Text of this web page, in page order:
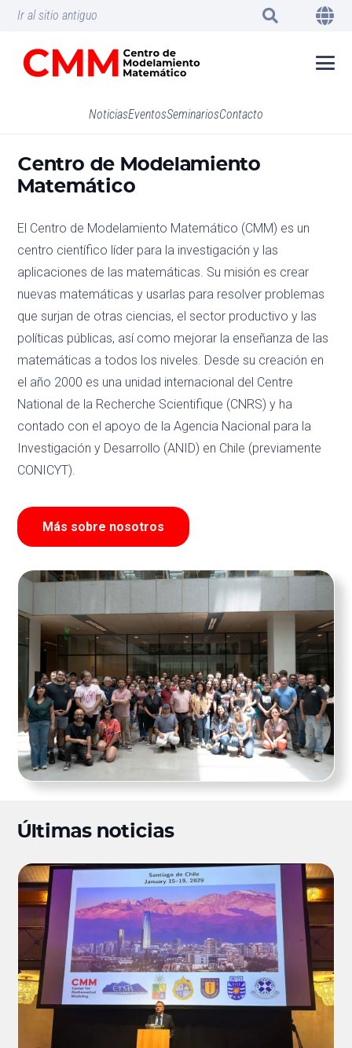
Ir al sitio antiguo
NoticiasEventosSeminariosContacto
Centro de Modelamiento
Matemático
El Centro de Modelamiento Matemático (CMM) es un
centro científico líder para la investigación y las
aplicaciones de las matemáticas. Su misión es crear
nuevas matemáticas y usarlas para resolver problemas
que surjan de otras ciencias, el sector productivo y las
políticas públicas, así como mejorar la enseñanza de las
matemáticas a todos los niveles. Desde su creación en
el año 2000 es una unidad internacional del Centre
National de la Recherche Scientifique (CNRS) y ha
contado con el apoyo de la Agencia Nacional para la
Investigación y Desarrollo (ANID) en Chile (previamente
CONICYT).
Más sobre nosotros
Últimas noticias